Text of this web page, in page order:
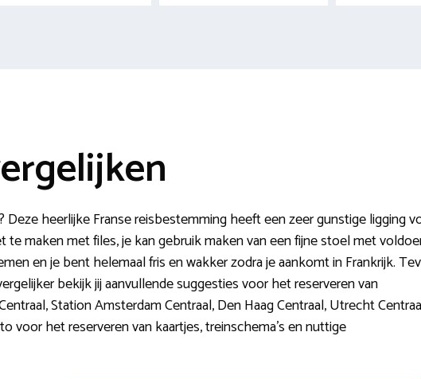
? Deze heerlijke Franse reisbestemming heeft een zeer gunstige ligging
te maken met files, je kan gebruik maken van een fijne stoel met
en je bent helemaal fris en wakker zodra je aankomt in Frankrijk.
bekijk jij aanvullende suggesties voor het reserveren van
Station Amsterdam Centraal, Den Haag Centraal, Utrecht
voor het reserveren van kaartjes, treinschema’s en nuttige